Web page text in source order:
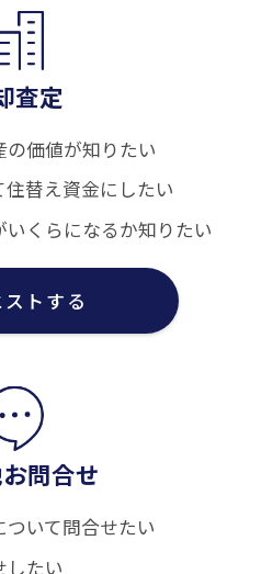
査定
価値が知りたい
替え資金にしたい
いくらになるか知りたい
ストする
問合せ
いて問合せたい
したい